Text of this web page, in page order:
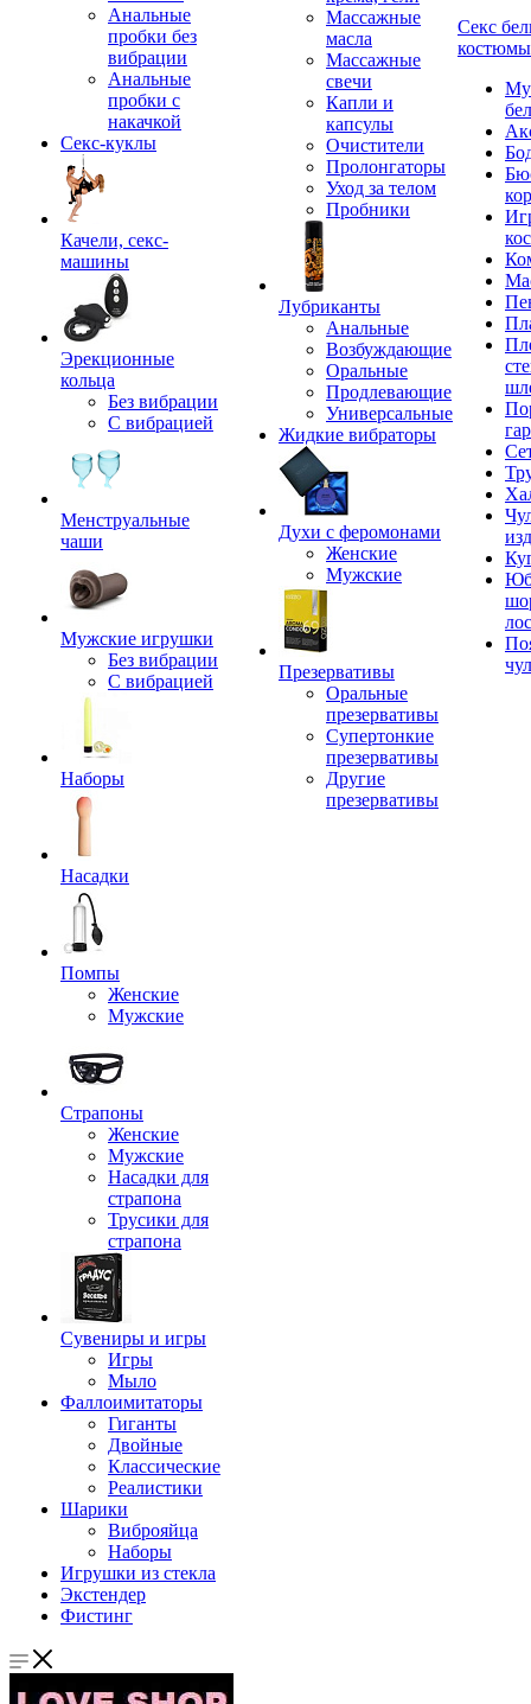
Анальные
пробки без
вибрации
Анальные
пробки с
накачкой
Секс-куклы
Качели, секс-
машины
Эрекционные
кольца
Без вибрации
С вибрацией
Менструальные
чаши
Мужские игрушки
Без вибрации
С вибрацией
Наборы
Насадки
Помпы
Женские
Мужские
Страпоны
Женские
Мужские
Насадки для
страпона
Трусики для
страпона
Сувениры и игры
Игры
Мыло
Фаллоимитаторы
Гиганты
Двойные
Классические
Реалистики
Шарики
Виброяйца
Наборы
Игрушки из стекла
Экстендер
Фистинг
Массажные
масла
Массажные
свечи
Капли и
капсулы
Очистители
Пролонгаторы
Уход за телом
Пробники
Лубриканты
Анальные
Возбуждающие
Оральные
Продлевающие
Универсальные
Жидкие вибраторы
Духи с феромонами
Женские
Мужские
Презервативы
Оральные
презервативы
Супертонкие
презервативы
Другие
презервативы
Секс
костюмы